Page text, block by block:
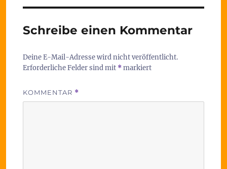
Schreibe einen Kommentar
Deine E-Mail-Adresse wird nicht veröffentlicht.
Erforderliche Felder sind mit *markiert
KOMMENTAR *